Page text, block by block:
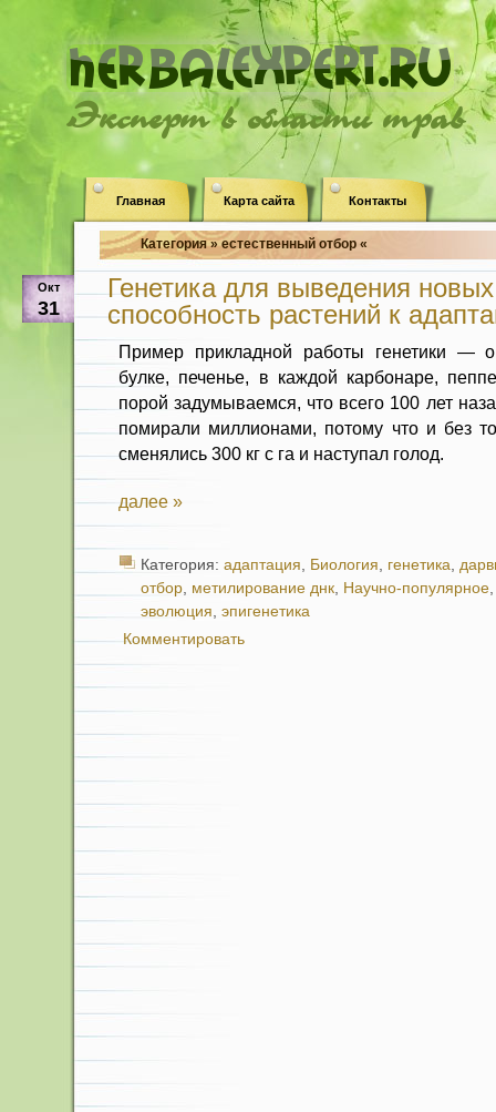
Эксперт в области трав
Главная Карта сайта Контакты
Категория » естественный отбор «
Окт
31
Генетика для выведения
способность растений к
Пример прикладной работы генетики —
булке, печенье, в каждой карбонаре,
порой задумываемся, что всего 100 лет
помирали миллионами, потому что и без
сменялись 300 кг с га и наступал голод.
далее »
Категория: адаптация, Биология, генетика,
отбор, метилирование днк, Научно-популярное
эволюция, эпигенетика
Комментировать